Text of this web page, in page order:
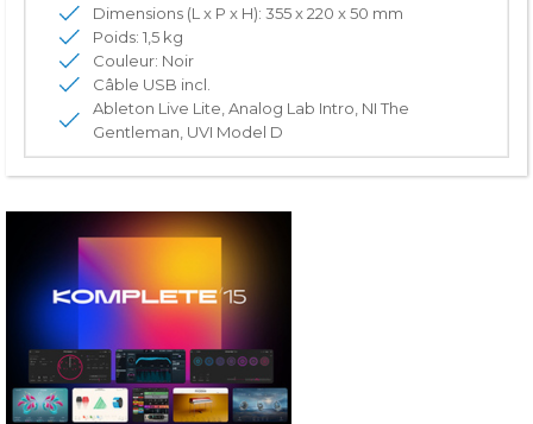
Dimensions (L x P x H): 355 x 220 x 50 mm
Poids: 1,5 kg
Couleur: Noir
Câble USB incl.
Ableton Live Lite, Analog Lab Intro, NI The
Gentleman, UVI Model D